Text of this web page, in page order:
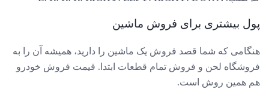
پول بیشتری برای فروش ماشین
هنگامی که شما قصد فروش یک ماشین را دارید، همیشه آن را به
فروشگاه لحن و فروش تمام قطعات ابتدا. قیمت فروش خودرو
هم همین روش است.